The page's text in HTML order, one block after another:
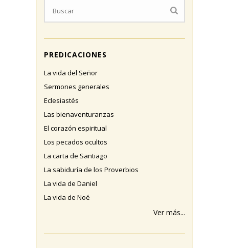
PREDICACIONES
La vida del Señor
Sermones generales
Eclesiastés
Las bienaventuranzas
El corazón espiritual
Los pecados ocultos
La carta de Santiago
La sabiduría de los Proverbios
La vida de Daniel
La vida de Noé
Ver más...